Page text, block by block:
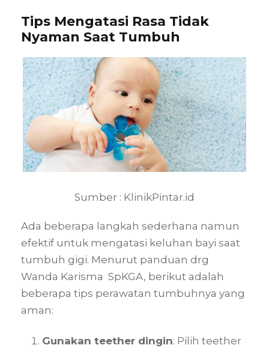
Tips Mengatasi Rasa Tidak
Nyaman Saat Tumbuh
Sumber : KlinikPintar.id
Ada beberapa langkah sederhana namun
efektif untuk mengatasi keluhan bayi saat
tumbuh gigi. Menurut panduan drg
Wanda Karisma SpKGA, berikut adalah
beberapa tips perawatan tumbuhnya yang
aman:
Gunakan teether dingin: Pilih teether